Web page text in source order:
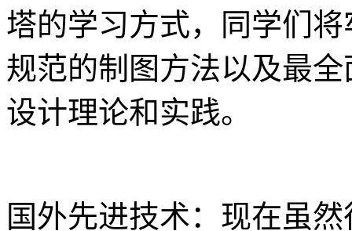
塔的学习方式，同学们
规范的制图方法以及最
设计理论和实践。
国外先进技术：现在虽